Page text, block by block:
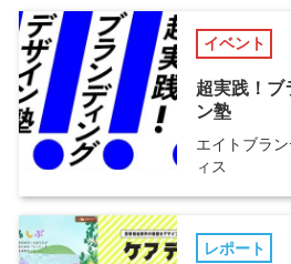
イベント
超実践！ブ
ン塾
エイトブラ
ィス
レポート